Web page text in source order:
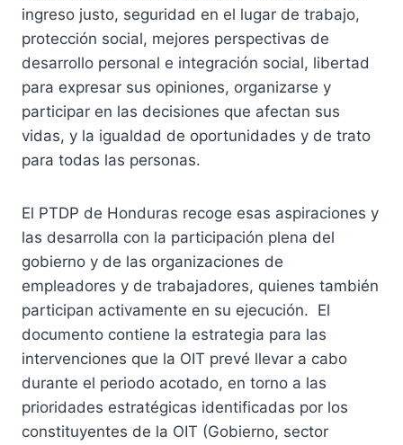
ingreso justo, seguridad en el lugar de trabajo,
protección social, mejores perspectivas de
desarrollo personal e integración social, libertad
para expresar sus opiniones, organizarse y
participar en las decisiones que afectan sus
vidas, y la igualdad de oportunidades y de trato
para todas las personas.
El PTDP de Honduras recoge esas aspiraciones y
las desarrolla con la participación plena del
gobierno y de las organizaciones de
empleadores y de trabajadores, quienes también
participan activamente en su ejecución. El
documento contiene la estrategia para las
intervenciones que la OIT prevé llevar a cabo
durante el periodo acotado, en torno a las
prioridades estratégicas identificadas por los
constituyentes de la OIT (Gobierno, sector